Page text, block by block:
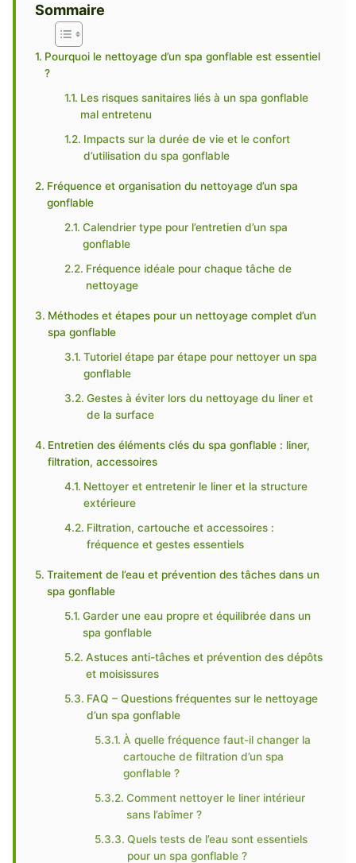
Sommaire
Pourquoi le nettoyage d’un spa gonflable est essentiel
?
Les risques sanitaires liés à un spa gonflable
mal entretenu
Impacts sur la durée de vie et le confort
d’utilisation du spa gonflable
Fréquence et organisation du nettoyage d’un spa
gonflable
Calendrier type pour l’entretien d’un spa
gonflable
Fréquence idéale pour chaque tâche de
nettoyage
Méthodes et étapes pour un nettoyage complet d’un
spa gonflable
Tutoriel étape par étape pour nettoyer un spa
gonflable
Gestes à éviter lors du nettoyage du liner et
de la surface
Entretien des éléments clés du spa gonflable : liner,
filtration, accessoires
Nettoyer et entretenir le liner et la structure
extérieure
Filtration, cartouche et accessoires :
fréquence et gestes essentiels
Traitement de l’eau et prévention des tâches dans un
spa gonflable
Garder une eau propre et équilibrée dans un
spa gonflable
Astuces anti-tâches et prévention des dépôts
et moisissures
FAQ – Questions fréquentes sur le nettoyage
d’un spa gonflable
À quelle fréquence faut-il changer la
cartouche de filtration d’un spa
gonflable ?
Comment nettoyer le liner intérieur
sans l’abîmer ?
Quels tests de l’eau sont essentiels
pour un spa gonflable ?